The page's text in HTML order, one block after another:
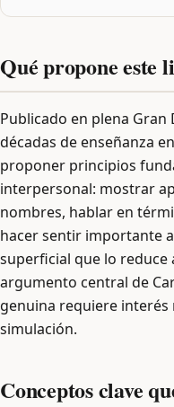
Qué propone este
Publicado en plena
décadas de enseñanza
proponer principios
interpersonal: mostrar
nombres, hablar en
hacer sentir importante
superficial que lo reduce
argumento central de
genuina requiere interés
simulación.
Conceptos clave